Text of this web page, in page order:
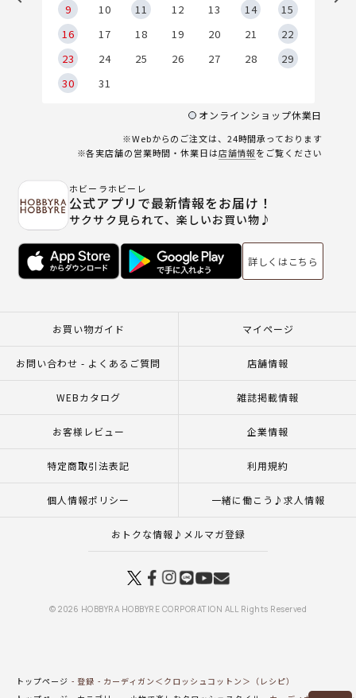
9
10 11 12 13 14
15
16
17 18 19 20 21
22
23
24 25 26 27 28
29
30
31
オンラインショップ休業日
※Webからのご注文は、24時間承っております
※各実店舗の営業時間・休業日は店舗情報をご覧ください
ホビーラホビーレ
公式アプリで最新情報をお届け！
サクサク見られて、楽しいお買い物♪
詳しくはこちら
お買い物ガイド マイページ
お問い合わせ - よくあるご質問 店舗情報
WEBカタログ 雑誌掲載情報
お客様レビュー 企業情報
特定商取引法表記 利用規約
個人情報ポリシー 一緒に働こう♪求人情報
おトクな情報♪メルマガ登録
© 2026 HOBBYRA HOBBYRE CORPORATION ALL Rights Reserved
トップページ 登録
カーディガン＜クロッシュコットン＞（レシピ）